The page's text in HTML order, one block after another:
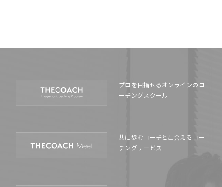
プロを目指せるオンラインの コ
ーチングスクール
共に歩むコーチと出会える コー
チングサービス